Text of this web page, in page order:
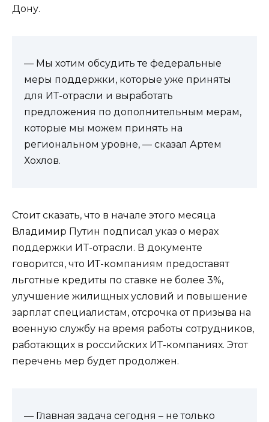
Дону.
— Мы хотим обсудить те федеральные
меры поддержки, которые уже приняты
для ИТ-отрасли и выработать
предложения по дополнительным мерам,
которые мы можем принять на
региональном уровне, — сказал Артем
Хохлов.
Стоит сказать, что в начале этого месяца
Владимир Путин подписал указ о мерах
поддержки ИT-отрасли. В документе
говорится, что ИТ-компаниям предоставят
льготные кредиты по ставке не более 3%,
улучшение жилищных условий и повышение
зарплат специалистам, отсрочка от призыва на
военную службу на время работы сотрудников,
работающих в российских ИТ-компаниях. Этот
перечень мер будет продолжен.
— Главная задача сегодня – не только